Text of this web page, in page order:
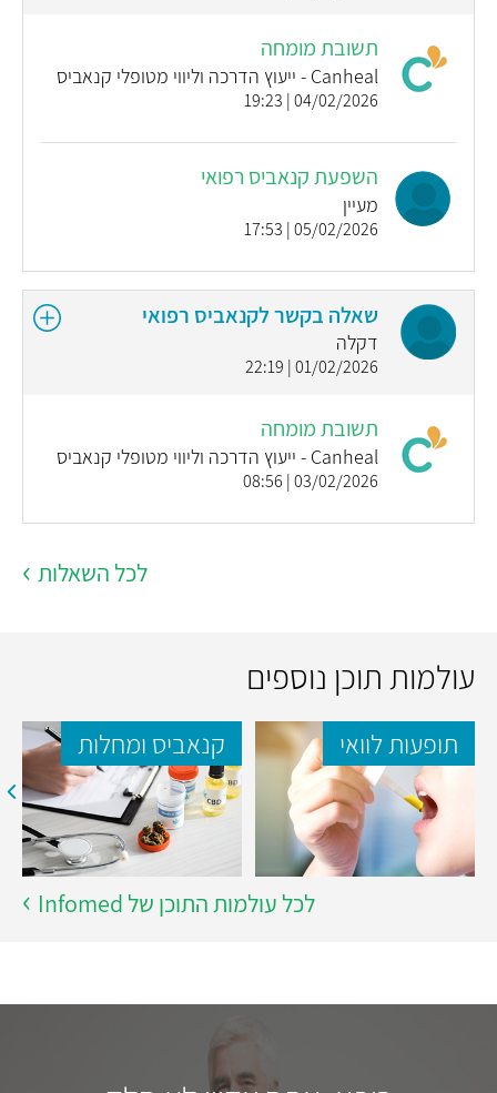
תשובת מומחה
Canheal - ייעוץ הדרכה וליווי מטופלי קנאביס
04/02/2026 | 19:23
השפעת קנאביס רפואי
מעיין
05/02/2026 | 17:53
שאלה בקשר לקנאביס רפואי
דקלה
01/02/2026 | 22:19
תשובת מומחה
Canheal - ייעוץ הדרכה וליווי מטופלי קנאביס
03/02/2026 | 08:56
לכל השאלות
עולמות תוכן נוספים
תופעות לוואי קנאביס ומחלות
לכל עולמות התוכן של Infomed